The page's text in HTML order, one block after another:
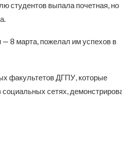
студентов выпала почетная, но
8 марта, пожелал им успехов в
факультетов ДГПУ, которые
сетях,